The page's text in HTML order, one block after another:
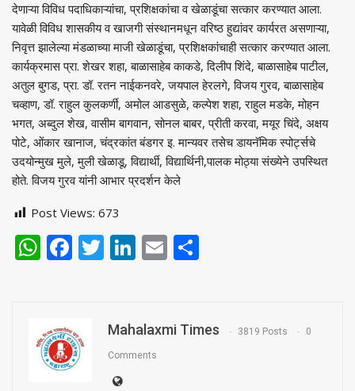
देणाऱ्या विविध पदाधिकाऱ्यांचा, प्रशिक्षकांचा व खेळाडूंचा सत्कार करण्यात आला.
यावेळी विविध शासकीय व खाजगी संस्थानमधून वरिष्ठ हुद्यांवर कार्यरत असणाऱ्या,
निवृत्त झालेल्या मंडळाच्या माजी खेळाडूंचा, प्रशिक्षकांचाही सत्कार करण्यात आला.
कार्यक्रमास प्रा. शेखर शहा, बाळासाहेब काकडे, दिलीप शिंदे, बाळासाहेब पाटील,
अतुल बुगड, प्रा. डॉ. रतन नाईकनवरे, जयपाल हेरलगे, विजय गुरव, बाळासाहेब
चव्हाण, डॉ. राहुल कुलकर्णी, अमोल आडसुळे, कल्पेश शहा, राहुल मडके, मोहन
भगत, अब्दुल शेख, वासीम बागवान, सोनल बाबर, प्रीती करवा, मयूर चिंदे, अक्षय
पोटे, ओंकार खानाज, चंद्रकांत बंडगर इ. मान्यवर तसेच डायनॅमिक स्पोर्ट्सचे
उदयोन्मुख मुले, मुली खेळाडू, विद्यार्थी, विद्यार्थिनी,पालक मोठ्या संख्येने उपस्थित
होते. विजय गुरव यांनी आभार प्रदर्शन केले
Post Views: 673
WhatsApp
Facebook
Twitter
LinkedIn
Email
Mahalaxmi Times 3819 Posts 0
Comments